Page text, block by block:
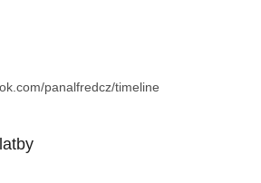
panalfredcz/timeline